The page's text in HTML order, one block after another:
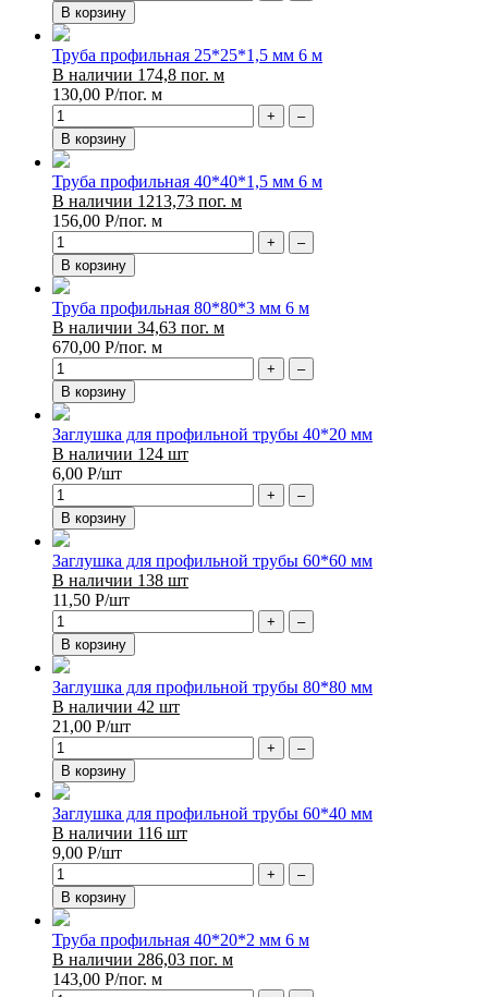
В корзину
Труба профильная 25*25*1,5 мм 6 м
В наличии 174,8 пог. м
130,00 Р/пог. м
+
–
В корзину
Труба профильная 40*40*1,5 мм 6 м
В наличии 1213,73 пог. м
156,00 Р/пог. м
+
–
В корзину
Труба профильная 80*80*3 мм 6 м
В наличии 34,63 пог. м
670,00 Р/пог. м
+
–
В корзину
Заглушка для профильной трубы 40*20 мм
В наличии 124 шт
6,00 Р/шт
+
–
В корзину
Заглушка для профильной трубы 60*60 мм
В наличии 138 шт
11,50 Р/шт
+
–
В корзину
Заглушка для профильной трубы 80*80 мм
В наличии 42 шт
21,00 Р/шт
+
–
В корзину
Заглушка для профильной трубы 60*40 мм
В наличии 116 шт
9,00 Р/шт
+
–
В корзину
Труба профильная 40*20*2 мм 6 м
В наличии 286,03 пог. м
143,00 Р/пог. м